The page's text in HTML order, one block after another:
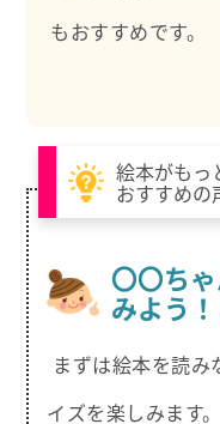
もおすすめです。
絵本がもっ
おすすめの
〇〇ち
みよう
まずは絵本を読
イズを楽しみます。